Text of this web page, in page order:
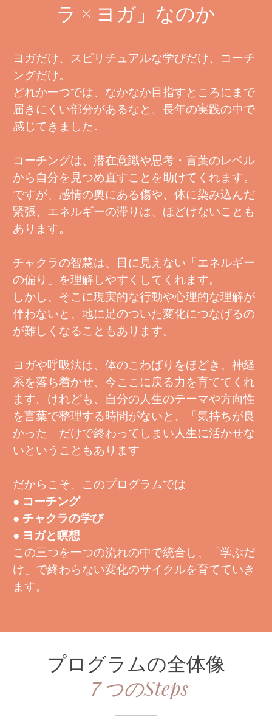
ラ × ヨガ」なのか
ヨガだけ、スピリチュアルな学びだけ、コーチ
ングだけ。
どれか一つでは、なかなか目指すところにまで
届きにくい部分があるなと、長年の実践の中で
感じてきました。
コーチングは、潜在意識や思考・言葉のレベル
から自分を見つめ直すことを助けてくれます。
ですが、感情の奥にある傷や、体に染み込んだ
緊張、エネルギーの滞りは、ほどけないことも
あります。
チャクラの智慧は、目に見えない「エネルギー
の偏り」を理解しやすくしてくれます。
しかし、そこに現実的な行動や心理的な理解が
伴わないと、地に足のついた変化につなげるの
が難しくなることもあります。
ヨガや呼吸法は、体のこわばりをほどき、神経
系を落ち着かせ、今ここに戻る力を育ててくれ
ます。けれども、自分の人生のテーマや方向性
を言葉で整理する時間がないと、「気持ちが良
かった」だけで終わってしまい人生に活かせな
いということもあります。
だからこそ、このプログラムでは
● コーチング
● チャクラの学び
● ヨガと瞑想
この三つを一つの流れの中で統合し、「学ぶだ
け」で終わらない変化のサイクルを育てていき
ます。
プログラムの全体像
７つのSteps